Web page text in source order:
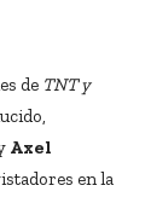
de TNT y
Axel
en la